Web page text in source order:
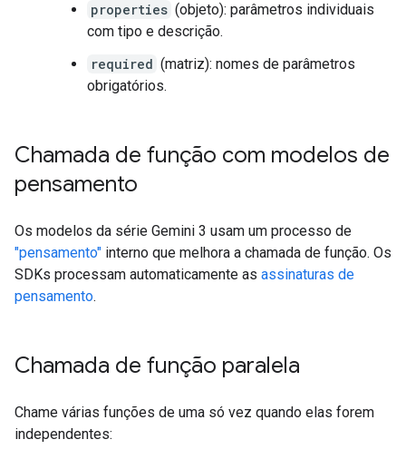
properties (objeto): parâmetros individuais
com tipo e descrição.
required (matriz): nomes de parâmetros
obrigatórios.
Chamada de função com modelos de
pensamento
Os modelos da série Gemini 3 usam um processo de
"pensamento" interno que melhora a chamada de função. Os
SDKs processam automaticamente as assinaturas de
pensamento.
Chamada de função paralela
Chame várias funções de uma só vez quando elas forem
independentes: